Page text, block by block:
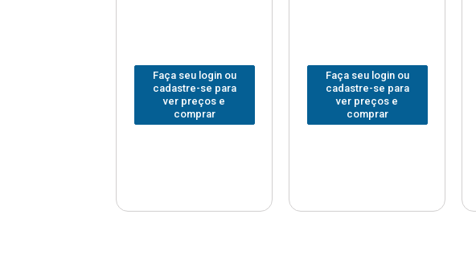
Faça seu login ou
cadastre-se para
ver preços e
comprar
Faça seu login ou
cadastre-se para
ver preços e
comprar